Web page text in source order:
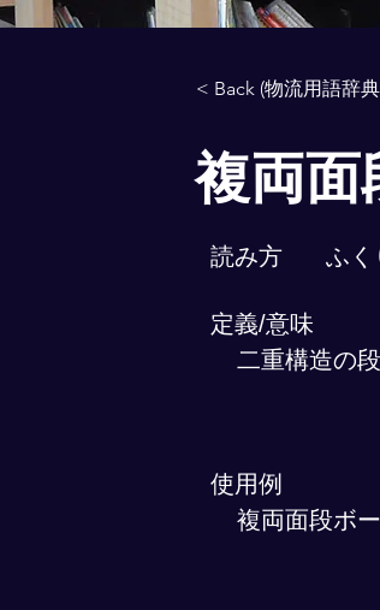
< Back (物流用語辞
複両面
読み方 ふく
定義/意味
二重構造の
使用例
複両面段ボ